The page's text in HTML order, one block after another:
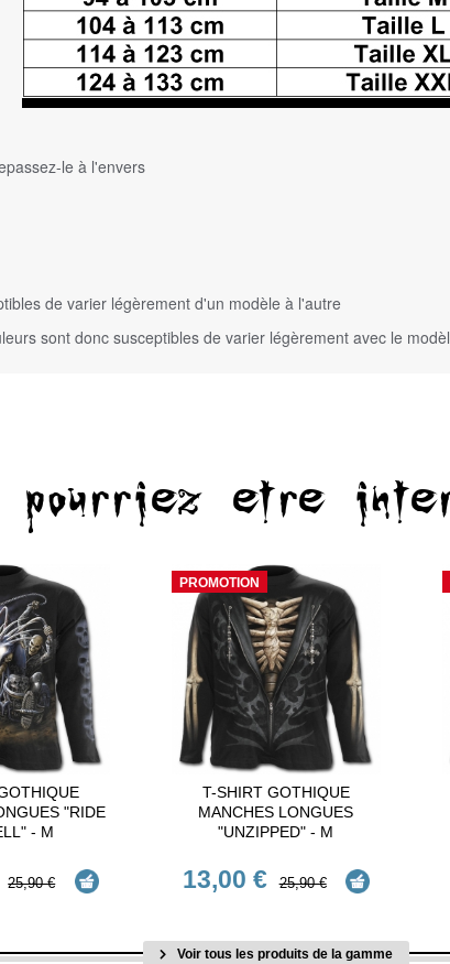
le à l'envers
de varier légèrement d'un modèle à l'autre
sont donc susceptibles de varier légèrement avec le
pourriez etre
"RIDE
- M
25,90 €
PROMOTION
T-SHIRT GOTHIQUE
MANCHES LONGUES
"UNZIPPED" - M
13,00 € 25,90 €
Voir tous les produits de la gamme